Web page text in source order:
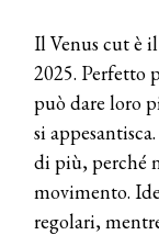
Il Venus cut è
2025. Perfetto
può dare loro
si
di più, perché
movimento.
regolari,